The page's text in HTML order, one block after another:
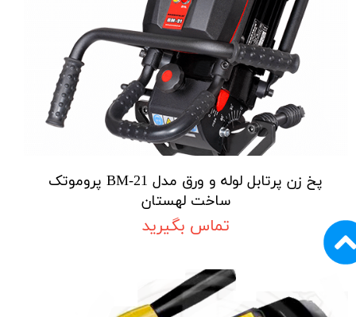
پخ زن پرتابل لوله و ورق مدل BM-21 پروموتک
ساخت لهستان
تماس بگیرید